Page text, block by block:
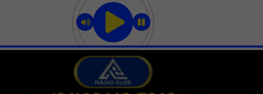
Pular para o conteúdo principal